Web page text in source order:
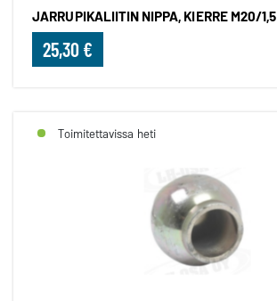
JARRUPIKALIITIN NIPPA, KIERRE M20/1,5
25,30 €
Toimitettavissa heti